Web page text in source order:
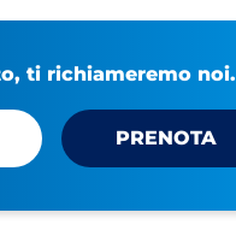
ti richiameremo noi.
PRENOTA